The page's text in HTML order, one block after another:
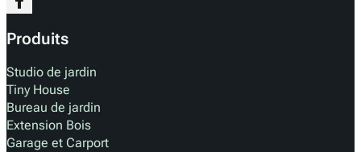
Produits
Studio de jardin
Tiny House
Bureau de jardin
Extension Bois
Garage et Carport